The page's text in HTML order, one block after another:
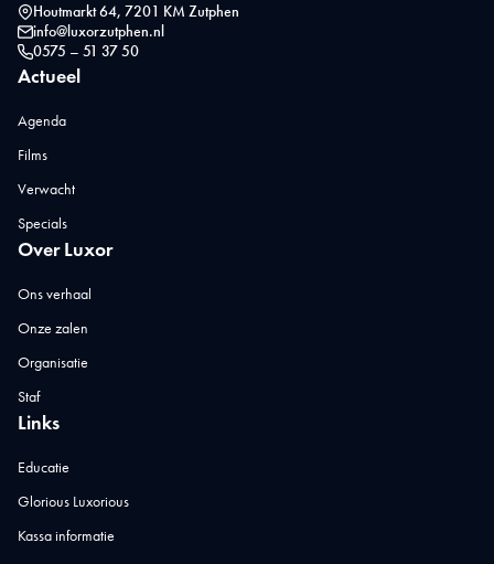
Houtmarkt 64, 7201 KM Zutphen
info@luxorzutphen.nl
0575 – 51 37 50
Actueel
Agenda
Films
Verwacht
Specials
Over Luxor
Ons verhaal
Onze zalen
Organisatie
Staf
Links
Educatie
Glorious Luxorious
Kassa informatie